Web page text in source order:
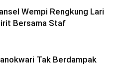
Wempi Rengkung Lari
Bersama Staf
Tak Berdampak